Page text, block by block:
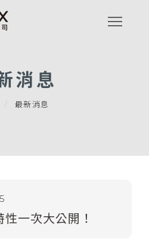
消息
最新消息
一次大公開！